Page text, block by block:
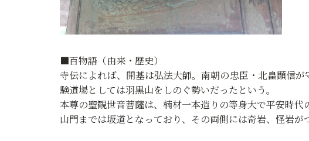
■百物語（由来・歴史）
寺伝によれば、開基は弘法大師。南朝の忠臣・北畠顕信
験道場としては羽黒山をしのぐ勢いだったという。
本尊の聖観世音菩薩は、楠材一本造りの等身大で平安時
山門までは坂道となっており、その両側には奇岩、怪岩が